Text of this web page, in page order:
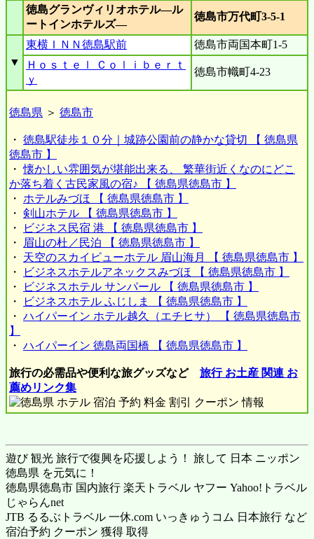
徳島グランヴィリオホテル―ル
ートインホテルズ―
徳島市万代町3-5-1
▼
東横ＩＮＮ徳島駅前
徳島市両国本町1-5
Ｈｏｓｔｅｌ Ｃｏｌｉｂｅｒｔ
ｙ
徳島市幟町4-23
徳島県 ＞ 徳島市
・ 徳島駅徒歩１０分｜城跡公園前の静かな貸切 【 徳島県
徳島市 】
・懐かしい雰囲気が堪能出来る、 繁華街近くなのにどこ
か落ち着く古民家風の宿♪ 【 徳島県徳島市 】
・ ホテルみづほ 【 徳島県徳島市 】
・ 剣山ホテル 【 徳島県徳島市 】
・
ビジネス民宿 港 【 徳島県徳島市 】
・
眉山の杜／民泊 【 徳島県徳島市 】
・ 天空のスカイビューホテル 眉山海月 【 徳島県徳島市 】
・
ビジネスホテルアネックスみづほ 【 徳島県徳島市 】
・
ビジネスホテル サンパール 【 徳島県徳島市 】
・
ビジネスホテル ふじしま 【 徳島県徳島市 】
・ ハイパーイン ホテル越久（エチヒサ） 【 徳島県徳島市
】
・ ハイパーイン 徳島両国橋 【 徳島県徳島市 】
旅行の必需品や便利な旅グッズなど 旅行 お土産 関連 お
薦めリンク集
遊び 観光 旅行で復興を応援しよう！ 旅して 日本 ニッポン
徳島県 を元気に！
徳島県徳島市 国内旅行 楽天トラベル ヤフー Yahoo!トラベル
じゃらんnet
JTB るるぶトラベル 一休.com いっきゅうコム 日本旅行 など
宿泊予約 クーポン 獲得 取得